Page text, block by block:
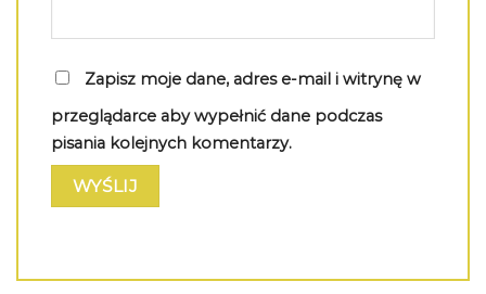
Zapisz moje dane, adres e-mail i witrynę w
przeglądarce aby wypełnić dane podczas
pisania kolejnych komentarzy.